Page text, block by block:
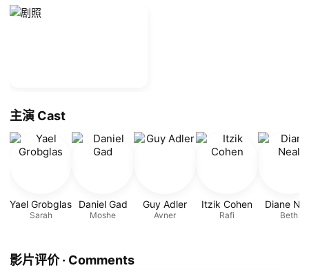
主演 Cast
Yael Grobglas
Sarah
Daniel Gad
Moshe
Guy Adler
Avner
Itzik Cohen
Rafi
Diane
Beth
影片评价 · Comments